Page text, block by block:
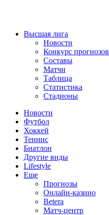
Высшая лига
Новости
Конкурс прогнозов
Составы
Матчи
Таблица
Статистика
Стадионы
Новости
Футбол
Хоккей
Теннис
Биатлон
Другие виды
Lifestyle
Еще
Прогнозы
Онлайн-казино
Betera
Матч-центр